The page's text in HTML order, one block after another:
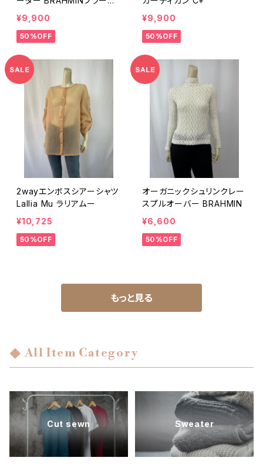
ン
¥9,900
50%OFF
¥9,900
50%OFF
2wayエンボスシアーシャツ
Lallia Mu ラリアムー
¥10,725
50%OFF
オーガニックシュリンクレー
スプルオーバー BRAHMIN
¥6,600
50%OFF
もっと見る
All Item Category
Cut sewn Sweater